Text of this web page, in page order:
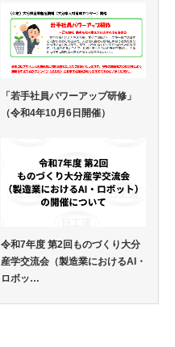
「若手社員パワーアップ研修」
（令和4年10月6日開催）
令和7年度 第2回ものづくり大分
産学交流会（製造業におけるAI・
ロボッ…